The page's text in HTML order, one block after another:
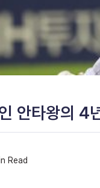
안타왕의 4
Read